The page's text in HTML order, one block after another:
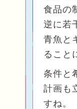
食品の
逆に若
青魚と
ること
条件と
計画も
すね。